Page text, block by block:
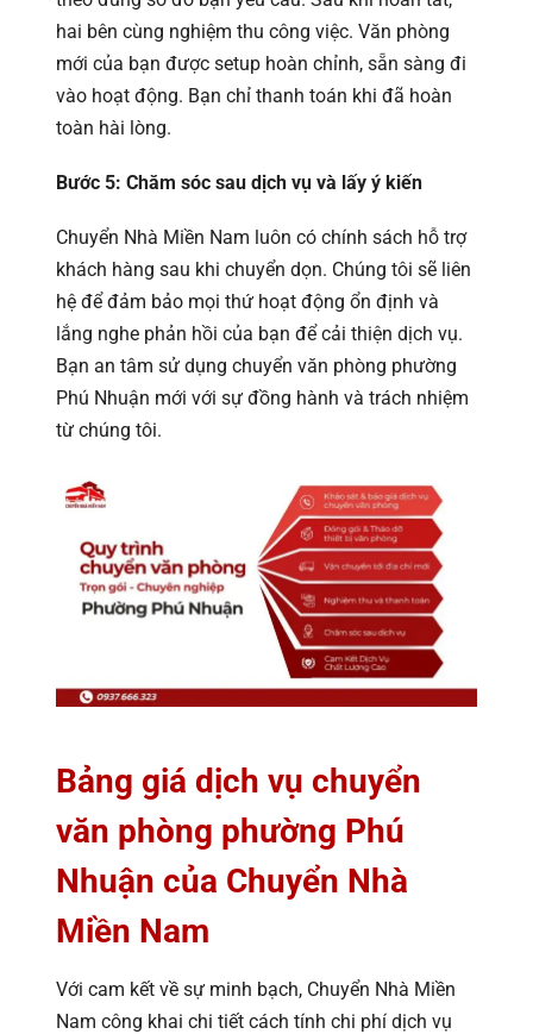
hai bên cùng nghiệm thu công việc. Văn phòng
mới của bạn được setup hoàn chỉnh, sẵn sàng đi
vào hoạt động. Bạn chỉ thanh toán khi đã hoàn
toàn hài lòng.
Bước 5: Chăm sóc sau dịch vụ và lấy ý kiến
Chuyển Nhà Miền Nam luôn có chính sách hỗ trợ
khách hàng sau khi chuyển dọn. Chúng tôi sẽ liên
hệ để đảm bảo mọi thứ hoạt động ổn định và
lắng nghe phản hồi của bạn để cải thiện dịch vụ.
Bạn an tâm sử dụng chuyển văn phòng phường
Phú Nhuận mới với sự đồng hành và trách nhiệm
từ chúng tôi.
Bảng giá dịch vụ chuyển
văn phòng phường Phú
Nhuận của Chuyển Nhà
Miền Nam
Với cam kết về sự minh bạch, Chuyển Nhà Miền
Nam công khai chi tiết cách tính chi phí dịch vụ